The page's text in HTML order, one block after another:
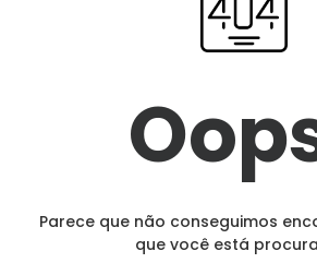
Parece que não conseguimos
que você está